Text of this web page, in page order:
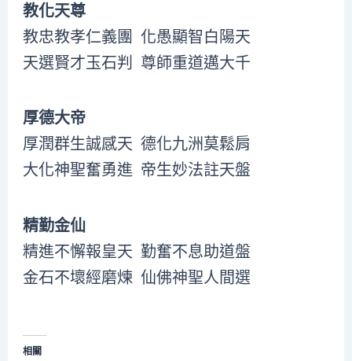
教化天尊
教忠教孝仁義團 化愚顯智白陽天
天選賢才玉石判 尊師重道邁大千
厚德大帝
厚潤群生誠感天 德化九洲莫鬆肩
大化神聖奮勇進 帝生妙法註天盤
精勤金仙
精進不懈報皇天 勤奮不息助道盤
金石不壞經磨煉 仙佛神聖人間選
相關